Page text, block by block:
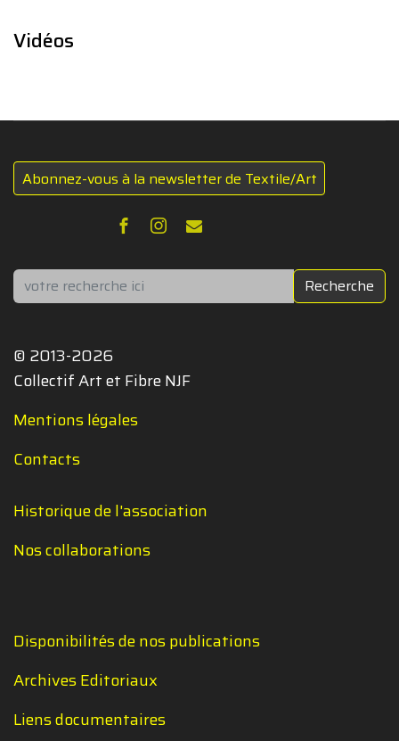
Vidéos
Abonnez-vous à la newsletter de Textile/Art
Rechercher Recherche
© 2013-2026
Collectif Art et Fibre NJF
Mentions légales
Contacts
Historique de l'association
Nos collaborations
Disponibilités de nos publications
Archives Editoriaux
Liens documentaires